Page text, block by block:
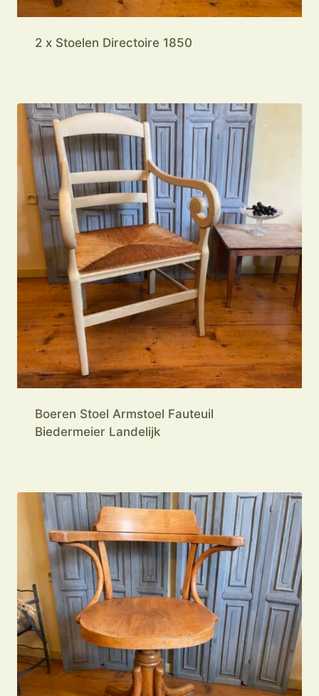
2 x Stoelen Directoire 1850
Boeren Stoel Armstoel Fauteuil
Biedermeier Landelijk